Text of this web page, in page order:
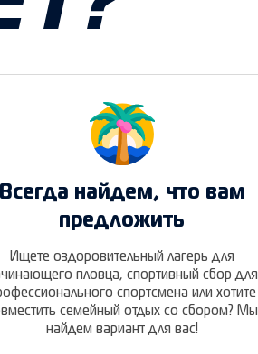
Всегда найдем, что вам
предложить
Ищете оздоровительный лагерь для
пловца, спортивный сбор для
спортсмена или хотите
семейный отдых со сбором? Мы
найдем вариант для вас!